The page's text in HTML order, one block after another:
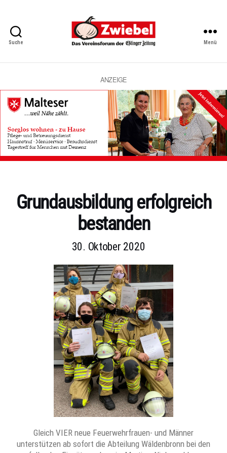
Suche
Vereinsforum
Eßlinger
Zeitung
Menü
ANZEIGE
Kategorien
Grundausbildung erfolgreich
bestanden
30. Oktober 2020
Gleich VIER neue Feuerwehrfrauen- und Männer
unterstützen ab sofort die Abteilung Wäldenbronn bei den